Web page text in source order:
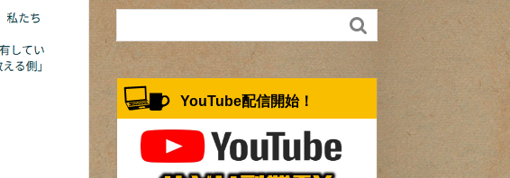

YouTube配信開始！